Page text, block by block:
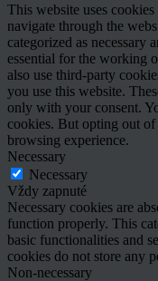
This website uses
navigate through the
categorized as necessary
essential for the working
also use third-party
you use this website.
only with your consent.
cookies. But opting out
browsing experience.
Necessary
Necessary
Vždy zapnuté
Necessary cookies are
function properly. This
basic functionalities and
cookies do not store any
Non-necessary